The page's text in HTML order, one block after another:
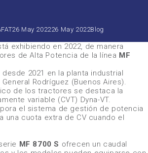
26 May 202226 May 2022Blog
exhibiendo en 2022, de manera
de Alta Potencia de la línea MF
2021 en la planta industrial
Rodríguez (Buenos Aires).
de los tractores se destaca la
variable (CVT) Dyna-VT.
el sistema de gestión de potencia
una cuota extra de CV cuando el
MF 8700 S ofrecen un caudal